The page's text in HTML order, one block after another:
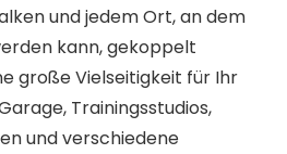
und jedem Ort, an dem
kann, gekoppelt
große Vielseitigkeit für Ihr
Trainingsstudios,
und verschiedene